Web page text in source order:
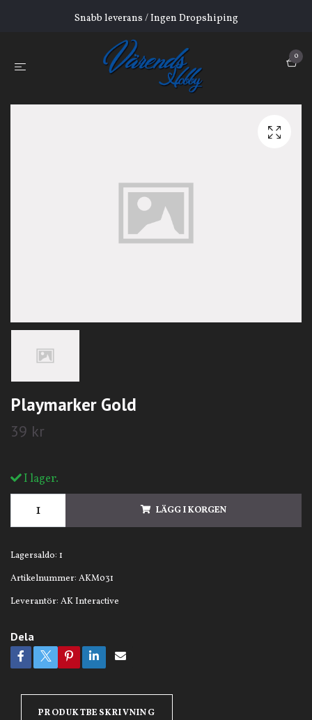
Snabb leverans / Ingen Dropshiping
0
Playmarker Gold
39 kr
I lager.
LÄGG I KORGEN
Lagersaldo: 1
Artikelnummer: AKM031
Leverantör: AK Interactive
Dela
PRODUKTBESKRIVNING